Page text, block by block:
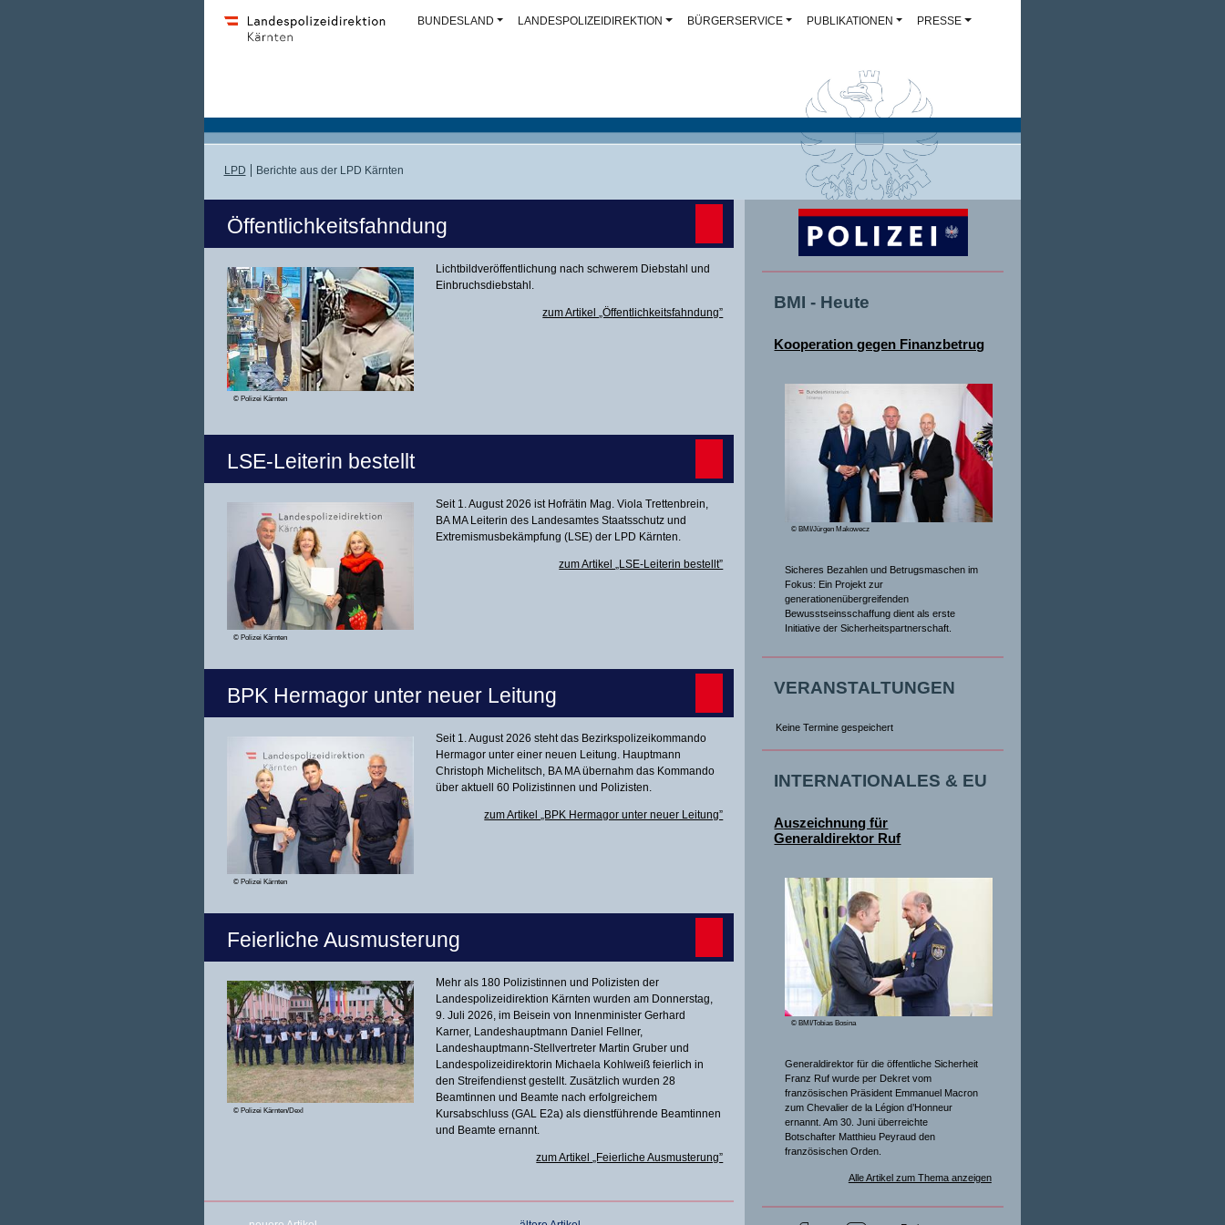
BUNDESLAND LANDESPOLIZEIDIREKTION BÜRGERSERVICE PUBLIKATIONEN PRESSE
LPD Berichte aus der LPD Kärnten
Öffentlichkeitsfahndung
© Polizei Kärnten
Lichtbildveröffentlichung nach schwerem Diebstahl und
Einbruchsdiebstahl.
zum Artikel „Öffentlichkeitsfahndung”
LSE-Leiterin bestellt
© Polizei Kärnten
Seit 1. August 2026 ist Hofrätin Mag. Viola Trettenbrein,
BA MA Leiterin des Landesamtes Staatsschutz und
Extremismusbekämpfung (LSE) der LPD Kärnten.
zum Artikel „LSE-Leiterin bestellt”
BPK Hermagor unter neuer Leitung
© Polizei Kärnten
Seit 1. August 2026 steht das Bezirkspolizeikommando
Hermagor unter einer neuen Leitung. Hauptmann
Christoph Michelitsch, BA MA übernahm das Kommando
über aktuell 60 Polizistinnen und Polizisten.
zum Artikel „BPK Hermagor unter neuer Leitung”
Feierliche Ausmusterung
© Polizei Kärnten/Dexl
Mehr als 180 Polizistinnen und Polizisten der
Landespolizeidirektion Kärnten wurden am Donnerstag,
9. Juli 2026, im Beisein von Innenminister Gerhard
Karner, Landeshauptmann Daniel Fellner,
Landeshauptmann-Stellvertreter Martin Gruber und
Landespolizeidirektorin Michaela Kohlweiß feierlich in
den Streifendienst gestellt. Zusätzlich wurden 28
Beamtinnen und Beamte nach erfolgreichem
Kursabschluss (GAL E2a) als dienstführende Beamtinnen
und Beamte ernannt.
zum Artikel „Feierliche Ausmusterung”
BMI - Heute
Kooperation gegen Finanzbetrug
© BMI/Jürgen Makowecz
Sicheres Bezahlen und Betrugsmaschen im
Fokus: Ein Projekt zur
generationenübergreifenden
Bewusstseinsschaffung dient als erste
Initiative der Sicherheitspartnerschaft.
VERANSTALTUNGEN
Keine Termine gespeichert
INTERNATIONALES & EU
Auszeichnung für
Generaldirektor Ruf
© BMI/Tobias Bosina
Generaldirektor für die öffentliche Sicherheit
Franz Ruf wurde per Dekret vom
französischen Präsident Emmanuel Macron
zum Chevalier de la Légion d’Honneur
ernannt. Am 30. Juni überreichte
Botschafter Matthieu Peyraud den
französischen Orden.
Alle Artikel zum Thema anzeigen